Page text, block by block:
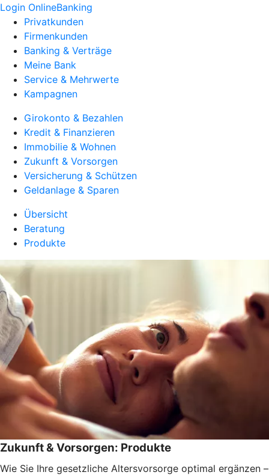
Login OnlineBanking
Privatkunden
Firmenkunden
Banking & Verträge
Meine Bank
Service & Mehrwerte
Kampagnen
Girokonto & Bezahlen
Kredit & Finanzieren
Immobilie & Wohnen
Zukunft & Vorsorgen
Versicherung & Schützen
Geldanlage & Sparen
Übersicht
Beratung
Produkte
Zukunft & Vorsorgen: Produkte
Wie Sie Ihre gesetzliche Altersvorsorge optimal ergänzen –